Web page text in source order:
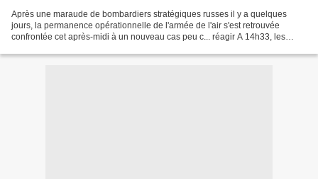
Après une maraude de bombardiers stratégiques russes il y a quelques
jours, la permanence opérationnelle de l'armée de l'air s'est retrouvée
confrontée cet après-midi à un nouveau cas peu c... réagir A 14h33, les